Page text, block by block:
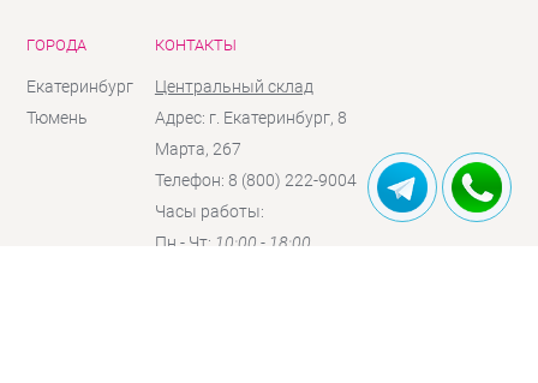
ГОРОДА
Екатеринбург
Тюмень
КОНТАКТЫ
Центральный склад
Адрес: г. Екатеринбург, 8
Марта, 267
Телефон: 8 (800) 222-9004
Часы работы:
Пн - Чт: 10:00 - 18:00